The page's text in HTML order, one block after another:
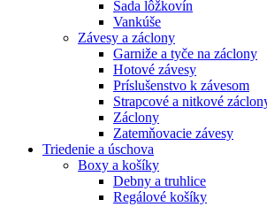
Sada lôžkovín
Vankúše
Závesy a záclony
Garniže a tyče na záclony
Hotové závesy
Príslušenstvo k závesom
Strapcové a nitkové
Záclony
Zatemňovacie závesy
Triedenie a úschova
Boxy a košíky
Debny a truhlice
Regálové košíky